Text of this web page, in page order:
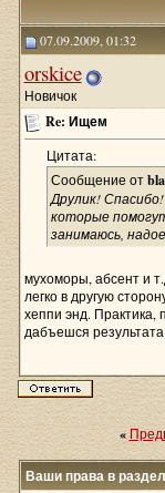
07.09.2009, 01:32
orskice
Новичок
Re: Ищем
Цитата:
Сообщение от
Друлик!
которые
занимаюсь,
мухоморы, абсент и
легко в другую
хеппи энд. Практика,
дабъешся
«
Ваши права в